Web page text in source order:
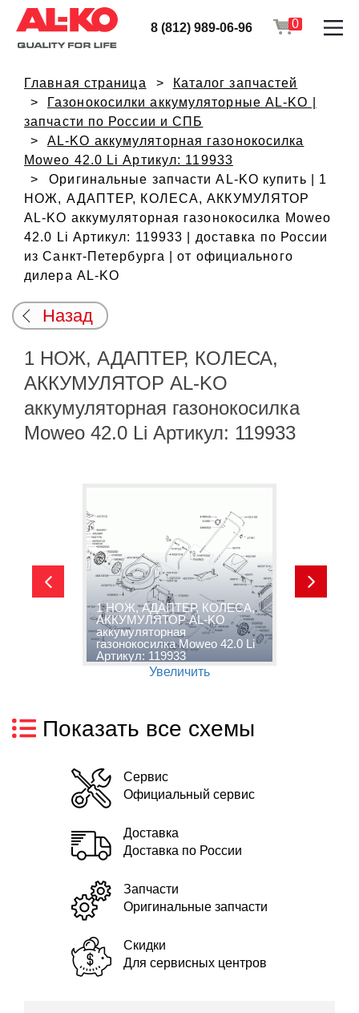
8 (812) 989-06-96 0
Главная страница
Каталог запчастей
Газонокосилки аккумуляторные AL-KO |
запчасти по России и СПБ
AL-KO аккумуляторная газонокосилка
Moweo 42.0 Li Артикул: 119933
Оригинальные запчасти AL-KO купить | 1
НОЖ, АДАПТЕР, КОЛЕСА, АККУМУЛЯТОР
AL-KO аккумуляторная газонокосилка Moweo
42.0 Li Артикул: 119933 | доставка по России
из Санкт-Петербурга | от официального
дилера AL-KO
Назад
1 НОЖ, АДАПТЕР, КОЛЕСА,
АККУМУЛЯТОР AL-KO
аккумуляторная газонокосилка
Moweo 42.0 Li Артикул: 119933
1 НОЖ, АДАПТЕР, КОЛЕСА,
АККУМУЛЯТОР AL-KO
аккумуляторная
газонокосилка Moweo 42.0 Li
Артикул: 119933
Увеличить
Показать все схемы
Сервис
Официальный сервис
Доставка
Доставка по России
Запчасти
Оригинальные запчасти
Скидки
Для сервисных центров